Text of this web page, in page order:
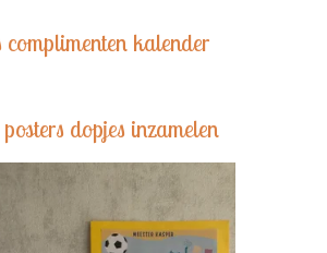
kalender
dopjes inzamelen